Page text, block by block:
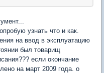
узнать что и как.
на ввод в эксплуатацию
был товарищ
если окончание
на март 2009 года. о